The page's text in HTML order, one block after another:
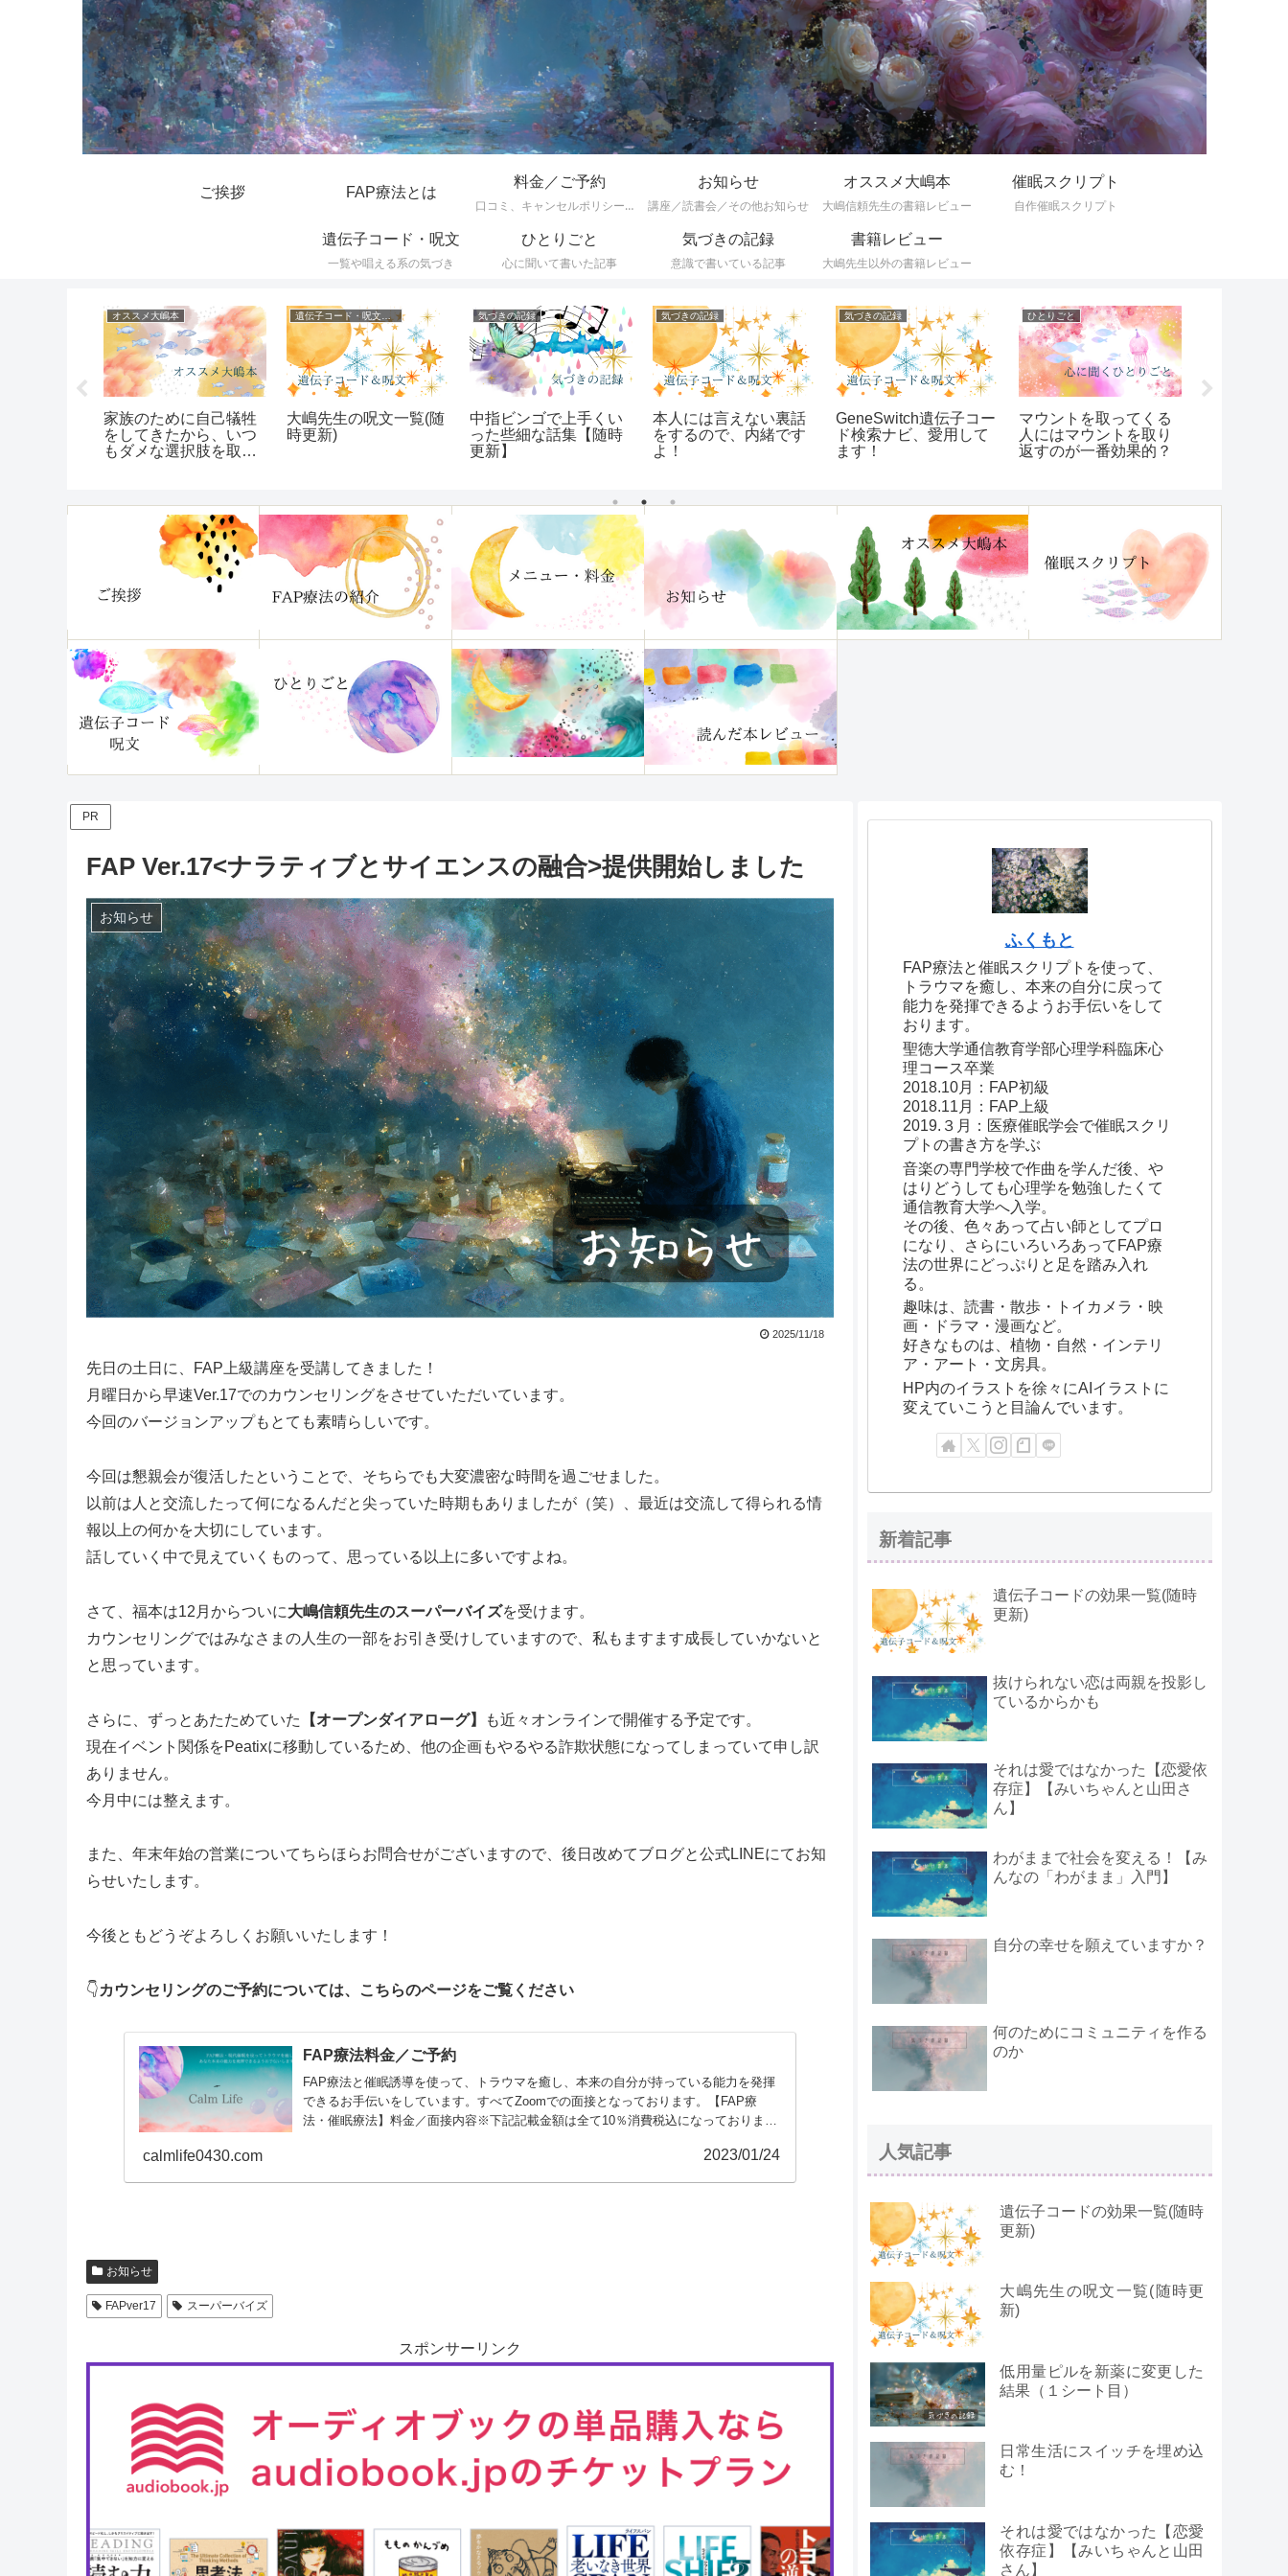
ご挨拶 FAP療法とは
料金／ご予約
口コミ、キャンセルポリシーなど
お知らせ
講座／読書会／その他お知らせ
オススメ大嶋本
大嶋信頼先生の書籍レビュー
催眠スクリプト
自作催眠スクリプト
遺伝子コード・呪文
一覧や唱える系の気づき
ひとりごと
心に聞いて書いた記事
気づきの記録
意識で書いている記事
書籍レビュー
大嶋先生以外の書籍レビュー
オススメ大嶋本
家族のために自己犠牲
をしてきたから、いつ
もダメな選択肢を取っ
法】レビュー
遺伝子コード・呪文一覧
大嶋先生の呪文一覧(随
時更新)
気づきの記録
中指ビンゴで上手くい
った些細な話集【随時
更新】
気づきの記録
本人には言えない裏話
をするので、内緒です
よ！
気づきの記録
GeneSwitch遺伝子コー
ド検索ナビ、愛用して
ます！
ひとりごと
マウントを取ってくる
人にはマウントを取り
返すのが一番効果的？
PR
FAP Ver.17<ナラティブとサイエンスの融合>提供開始しました
お知らせ
2025/11/18
先日の土日に、FAP上級講座を受講してきました！
月曜日から早速Ver.17でのカウンセリングをさせていただいています。
今回のバージョンアップもとても素晴らしいです。
今回は懇親会が復活したということで、そちらでも大変濃密な時間を過ごせました。
以前は人と交流したって何になるんだと尖っていた時期もありましたが（笑）、最近は交流して得られる情
報以上の何かを大切にしています。
話していく中で見えていくものって、思っている以上に多いですよね。
さて、福本は12月からついに大嶋信頼先生のスーパーバイズを受けます。
カウンセリングではみなさまの人生の一部をお引き受けしていますので、私もますます成長していかないと
と思っています。
さらに、ずっとあたためていた 【オープンダイアローグ】
も近々オンラインで開催する予定です。
現在イベント関係をPeatixに移動しているため、他の企画もやるやる詐欺状態になってしまっていて申し訳
ありません。
今月中には整えます。
また、年末年始の営業についてちらほらお問合せがございますので、後日改めてブログと公式LINEにてお知
らせいたします。
今後ともどうぞよろしくお願いいたします！
👇カウンセリングのご予約については、こちらのページをご覧ください
FAP療法料金／ご予約
FAP療法と催眠誘導を使って、トラウマを癒し、本来の自分が持っている能力を発揮
できるお手伝いをしています。すべてZoomでの面接となっております。【FAP療
法・催眠療法】料金／面接内容※下記記載金額は全て10％消費税込になっておりま
calmlife0430.com 2023/01/24
お知らせ
FAPver17 スーパーバイズ
スポンサーリンク
ふくもと
FAP療法と催眠スクリプトを使って、
トラウマを癒し、本来の自分に戻って
能力を発揮できるようお手伝いをして
おります。
聖徳大学通信教育学部心理学科臨床心
理コース卒業
2018.10月：FAP初級
2018.11月：FAP上級
2019.３月：医療催眠学会で催眠スクリ
プトの書き方を学ぶ
音楽の専門学校で作曲を学んだ後、や
はりどうしても心理学を勉強したくて
通信教育大学へ入学。
その後、色々あって占い師としてプロ
になり、さらにいろいろあってFAP療
法の世界にどっぷりと足を踏み入れ
る。
趣味は、読書・散歩・トイカメラ・映
画・ドラマ・漫画など。
好きなものは、植物・自然・インテリ
ア・アート・文房具。
HP内のイラストを徐々にAIイラストに
変えていこうと目論んでいます。
新着記事
遺伝子コードの効果一覧(随時
更新)
抜けられない恋は両親を投影し
ているからかも
それは愛ではなかった【恋愛依
存症】【みいちゃんと山田さ
ん】
わがままで社会を変える！【み
んなの「わがまま」入門】
自分の幸せを願えていますか？
何のためにコミュニティを作る
のか
人気記事
遺伝子コードの効果一覧(随時
更新)
大嶋先生の呪文一覧(随時更
新)
低用量ピルを新薬に変更した
結果（１シート目）
日常生活にスイッチを埋め込
む！
それは愛ではなかった【恋愛
依存症】【みいちゃんと山田
さん】